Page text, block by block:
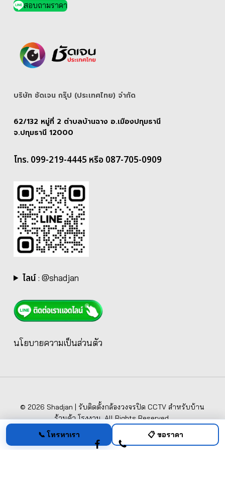
สอบถามราคา
บริษัท ชัดเจน กรุ๊ป (ประเทศไทย) จํากัด
62/132 หมู่ที่ 2 ตำบลบ้านฉาง อ.เมืองปทุมธานี
จ.ปทุมธานี 12000
โทร. 099-219-4445 หรือ 087-705-0909
ไลน์: @shadjan
นโยบายความเป็นส่วนตัว
📞 โทรหาเรา 📋 ขอราคา
© 2026 Shadjan | รับติดตั้งกล้องวงจรปิด CCTV สำหรับบ้าน
ร้านค้า โรงงาน. All Rights Reserved.
facebookphone